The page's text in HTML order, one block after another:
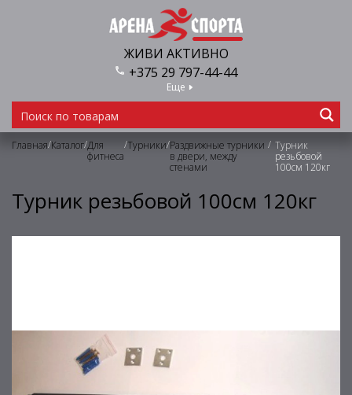
ЖИВИ АКТИВНО
+375 29 797-44-44
Еще
Главная/Каталог/Для
фитнеса
/Турники/Раздвижные турники
в двери, между
стенами
/ Турник
резьбовой
100см 120кг
Турник резьбовой 100см 120кг